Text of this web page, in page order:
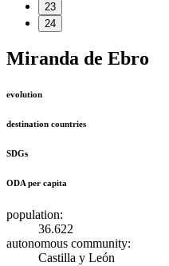
23
24
Miranda de Ebro
evolution
destination countries
SDGs
ODA per capita
population:
36.622
autonomous community:
Castilla y León